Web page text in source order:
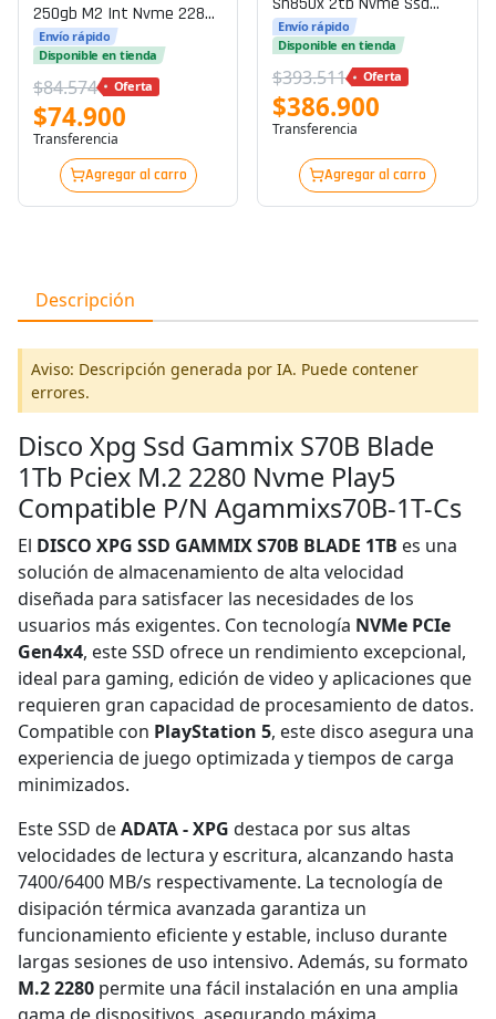
250gb M2 Int Nvme 2280
Pcie Gen3 X4 Nvme V1.3
P/n Wds250g2g0c
Envío rápido
Disponible en tienda
$84.574 Oferta
$74.900
Transferencia
Agregar al carro
Wds200t2x0e - M.2 2280 -
Pcie 4.0 X4 (nvme) P/n
Wds200t2x0e
Envío rápido
Disponible en tienda
$393.511 Oferta
$386.900
Transferencia
Agregar al carro
Descripción
Aviso: Descripción generada por IA. Puede contener
errores.
Disco Xpg Ssd Gammix S70B Blade
1Tb Pciex M.2 2280 Nvme Play5
Compatible P/N Agammixs70B-1T-Cs
El DISCO XPG SSD GAMMIX S70B BLADE 1TB es una
solución de almacenamiento de alta velocidad
diseñada para satisfacer las necesidades de los
usuarios más exigentes. Con tecnología NVMe PCIe
Gen4x4, este SSD ofrece un rendimiento excepcional,
ideal para gaming, edición de video y aplicaciones que
requieren gran capacidad de procesamiento de datos.
Compatible con PlayStation 5, este disco asegura una
experiencia de juego optimizada y tiempos de carga
minimizados.
Este SSD deADATA - XPG destaca por sus altas
velocidades de lectura y escritura, alcanzando hasta
7400/6400 MB/s respectivamente. La tecnología de
disipación térmica avanzada garantiza un
funcionamiento eficiente y estable, incluso durante
largas sesiones de uso intensivo. Además, su formato
M.2 2280 permite una fácil instalación en una amplia